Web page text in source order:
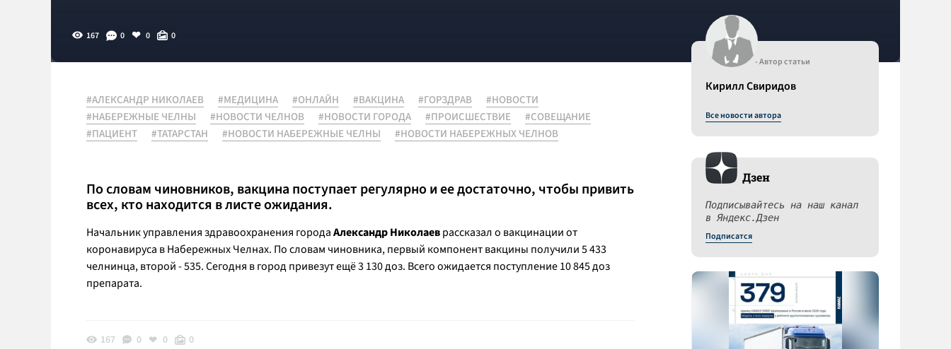
167 0 0 0
#АЛЕКСАНДР НИКОЛАЕВ #МЕДИЦИНА #ОНЛАЙН #ВАКЦИНА #ГОРЗДРАВ
#НОВОСТИ
#НАБЕРЕЖНЫЕ ЧЕЛНЫ
#НОВОСТИ ЧЕЛНОВ #НОВОСТИ ГОРОДА #ПРОИСШЕСТВИЕ
#СОВЕЩАНИЕ
#ПАЦИЕНТ
#ТАТАРСТАН #НОВОСТИ НАБЕРЕЖНЫЕ ЧЕЛНЫ #НОВОСТИ НАБЕРЕЖНЫХ ЧЕЛНОВ
По словам чиновников, вакцина поступает регулярно и ее достаточно, чтобы привить
всех, кто находится в листе ожидания.
Начальник управления здравоохранения городаАлександр Николаеврассказал о вакцинации от
коронавируса в Набережных Челнах. По словам чиновника, первый компонент вакцины получили 5 433
челнинца, второй - 535. Сегодня в город привезут ещё 3 130 доз. Всего ожидается поступление 10 845 доз
препарата.
167 0 0 0
- Автор статьи
Кирилл Свиридов
Все новости автора
Дзен
Подписывайтесь на наш канал
в Яндекс.Дзен
Подписатся